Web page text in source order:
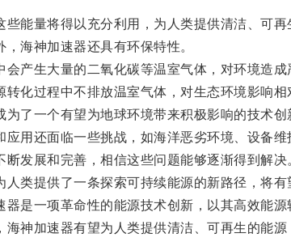
量将得以充分利用，为人类提供清洁、可再
海神加速器还具有环保特性。
生大量的二氧化碳等温室气体，对环境造成
过程中不排放温室气体，对生态环境影响相
了一个有望为地球环境带来积极影响的技术创
还面临一些挑战，如海洋恶劣环境、设备维
发展和完善，相信这些问题能够逐渐得到解决
提供了一条探索可持续能源的新路径，将有
一项革命性的能源技术创新，以其高效能源
加速器有望为人类提供清洁、可再生的能源